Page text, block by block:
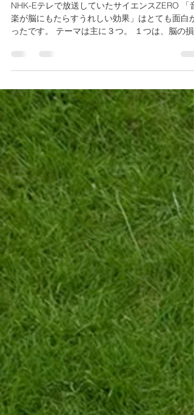
運動と音楽と脳
NHK-Eテレで放送していたサイエンスZERO 「音
ったです。 テーマは主に３つ。 １つは、脳の損
の紹介でした。...